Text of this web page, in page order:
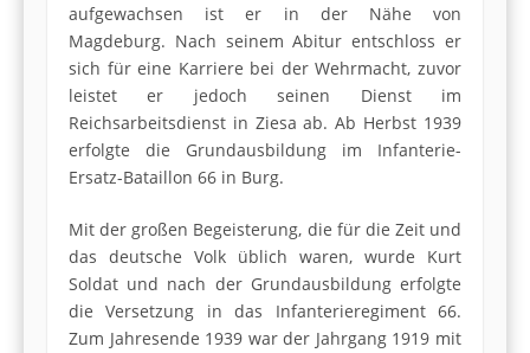
aufgewachsen ist er in der Nähe von
Magdeburg. Nach seinem Abitur entschloss er
sich für eine Karriere bei der Wehrmacht, zuvor
leistet er jedoch seinen Dienst im
Reichsarbeitsdienst in Ziesa ab. Ab Herbst 1939
erfolgte die Grundausbildung im Infanterie-
Ersatz-Bataillon 66 in Burg.
Mit der großen Begeisterung, die für die Zeit und
das deutsche Volk üblich waren, wurde Kurt
Soldat und nach der Grundausbildung erfolgte
die Versetzung in das Infanterieregiment 66.
Zum Jahresende 1939 war der Jahrgang 1919 mit